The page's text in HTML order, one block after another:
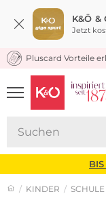
K&Ö &
Jetzt
Pluscard Vorteile
UNSERE APP
CLICK &
KINDER